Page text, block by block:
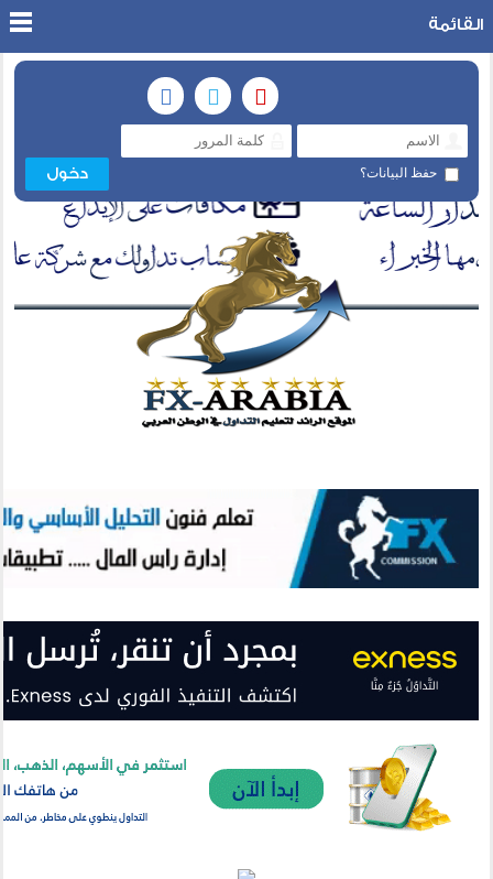
حفظ البيانات؟
القائمة